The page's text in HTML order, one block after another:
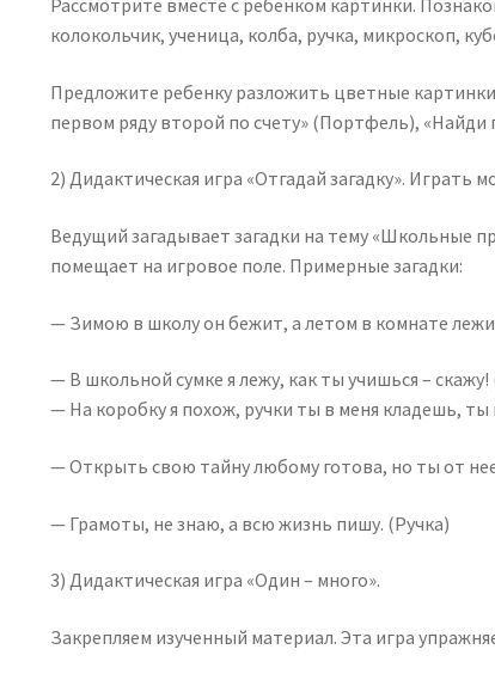
Рассмотрите вместе с ребенком картинки.
колокольчик, ученица, колба, ручка, микроскоп,
Предложите ребенку разложить цветные
первом ряду второй по счету» (Портфель),
2) Дидактическая игра «Отгадай загадку». Играть
Ведущий загадывает загадки на тему «Школьные
помещает на игровое поле. Примерные загадки:
— Зимою в школу он бежит, а летом в комнате
— В школьной сумке я лежу, как ты учишься –
— На коробку я похож, ручки ты в меня кладешь,
— Открыть свою тайну любому готова, но ты от
— Грамоты, не знаю, а всю жизнь пишу. (Ручка)
3) Дидактическая игра «Один – много».
Закрепляем изученный материал. Эта игра